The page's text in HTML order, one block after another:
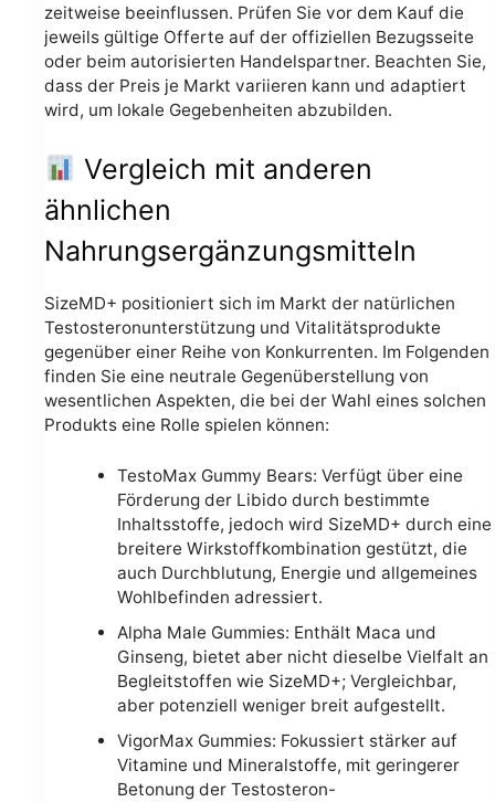
zeitweise beeinflussen. Prüfen Sie vor dem Kauf die
jeweils gültige Offerte auf der offiziellen Bezugsseite
oder beim autorisierten Handelspartner. Beachten Sie,
dass der Preis je Markt variieren kann und adaptiert
wird, um lokale Gegebenheiten abzubilden.
Vergleich mit anderen
ähnlichen
Nahrungsergänzungsmitteln
SizeMD+ positioniert sich im Markt der natürlichen
Testosteronunterstützung und Vitalitätsprodukte
gegenüber einer Reihe von Konkurrenten. Im Folgenden
finden Sie eine neutrale Gegenüberstellung von
wesentlichen Aspekten, die bei der Wahl eines solchen
Produkts eine Rolle spielen können:
TestoMax Gummy Bears: Verfügt über eine
Förderung der Libido durch bestimmte
Inhaltsstoffe, jedoch wird SizeMD+ durch eine
breitere Wirkstoffkombination gestützt, die
auch Durchblutung, Energie und allgemeines
Wohlbefinden adressiert.
Alpha Male Gummies: Enthält Maca und
Ginseng, bietet aber nicht dieselbe Vielfalt an
Begleitstoffen wie SizeMD+; Vergleichbar,
aber potenziell weniger breit aufgestellt.
VigorMax Gummies: Fokussiert stärker auf
Vitamine und Mineralstoffe, mit geringerer
Betonung der Testosteron-